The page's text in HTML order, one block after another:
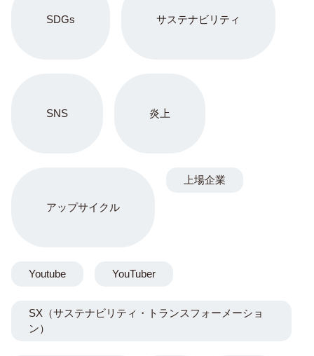
SDGs サステナビリティ
SNS 炎上
アップサイクル
上場企業
Youtube YouTuber
SX（サステナビリティ・トランスフォーメーショ
ン）